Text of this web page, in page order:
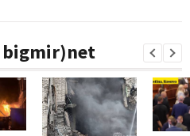
bigmir)net